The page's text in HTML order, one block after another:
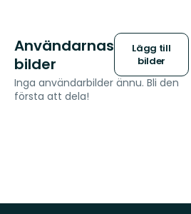
Användarnas
bilder
Lägg till
bilder
Inga användarbilder ännu. Bli den
första att dela!